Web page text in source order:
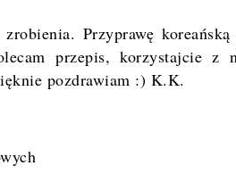
Przyprawę
przepis, korzystajcie z
pozdrawiam :) K.K.